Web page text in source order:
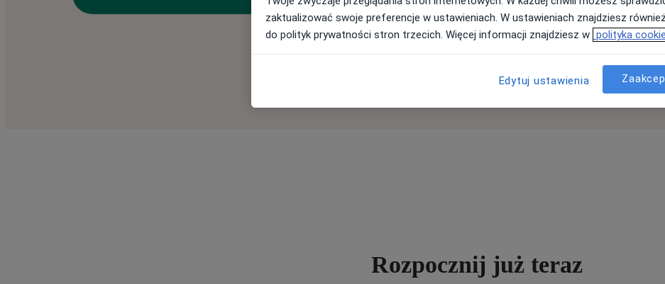
Rozpocznij już teraz
zaktualizować swoje preferencje w ustawieniach. W ustawieniach znajdziesz
do polityk prywatności stron trzecich. Więcej informacji znajdziesz w polityka
Edytuj ustawienia